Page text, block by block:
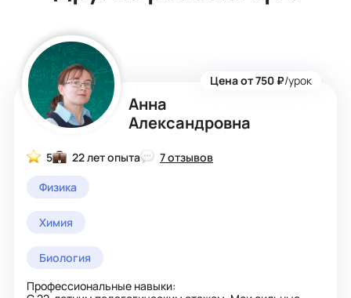
Анна
Александровна
Цена от 750 ₽/урок
5 22 лет опыта
7 отзывов
Физика
Химия
Биология
Профессиональные навыки: